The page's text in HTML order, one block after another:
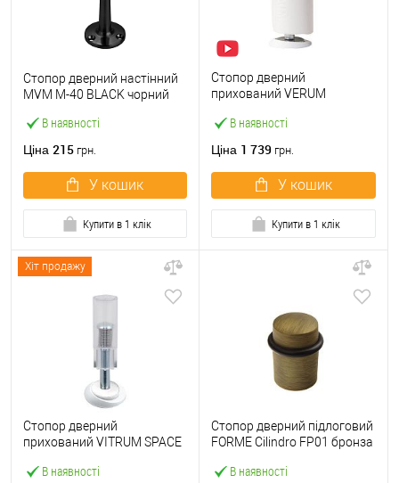
В наявності
Стопор дверний настінний
MVM M-40 BLACK чорний
Ціна 215 грн.
У кошик
Купити в 1 клік
В наявності
Стопор дверний
прихований VERUM
Ціна 1 739 грн.
У кошик
Купити в 1 клік
Хіт продажу
В наявності
Стопор дверний
прихований VITRUM SPACE
матовий
В наявності
Стопор дверний підлоговий
FORME Cilindro FP01 бронза